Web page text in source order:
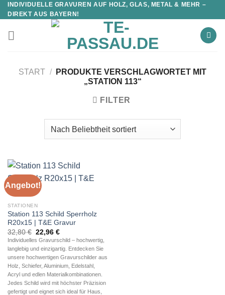
INDIVIDUELLE GRAVUREN AUF HOLZ, GLAS, METAL & MEHR –
DIREKT AUS BAYERN!
START /
PRODUKTE VERSCHLAGWORTET MIT
„STATION 113“
FILTER
Angebot!
STATIONEN
Station 113 Schild Sperrholz
R20x15 | T&E Gravur
32,80€ Ursprünglicher
Preis
war:
32,80 €
22,96 €Aktueller
Preis
ist:
22,96 €.
Individuelles Gravurschild – hochwertig,
langlebig und einzigartig. Entdecken Sie
unsere hochwertigen Gravurschilder aus
Holz, Schiefer, Aluminium, Edelstahl,
Acryl und edlen Materialkombinationen.
Jedes Schild wird mit höchster Präzision
gefertigt und eignet sich ideal für Haus,